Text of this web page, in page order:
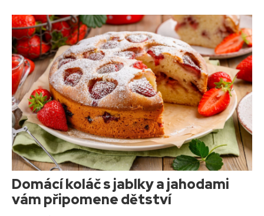
Domácí koláč s jablky a jahodami
vám připomene dětství